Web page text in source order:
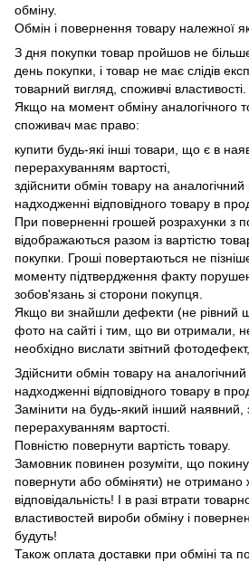
обміну.
Обмін і повернення товару належної
З дня покупки товар пройшов не
день покупки, і товар не має слідів
товарний вигляд, споживчі властивості.
Якщо на момент обміну аналогічного
споживач має право:
купити будь-які інші товари, що є в
перерахуванням вартості,
здійснити обмін товару на
надходженні відповідного товару в
При поверненні грошей розрахунки з
відображаються разом із вартістю
покупки. Гроші повертаються не
моменту підтвердження факту
зобов'язань зі сторони покупця.
Якщо ви знайшли дефекти (не рівний
фото на сайті і тим, що ви отримали,
необхідно вислати звітний фотодефект,
Здійснити обмін товару на
надходженні відповідного товару в
Замінити на будь-який інший наявний,
перерахуванням вартості.
Повністю повернути вартість товару.
Замовник повинен розуміти, що
повернути або обміняти) не отримано
відповідальність! І в разі втрати
властивостей вироби обміну і
будуть!
Також оплата доставки при обміні та